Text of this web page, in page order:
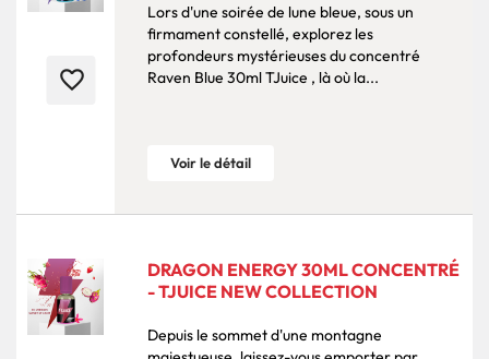
favorite_border
Lors d'une soirée de lune bleue, sous un
firmament constellé, explorez les
profondeurs mystérieuses du concentré
Raven Blue 30ml TJuice , là où la...
Voir le détail
DRAGON ENERGY 30ML CONCENTRÉ
- TJUICE NEW COLLECTION
Depuis le sommet d'une montagne